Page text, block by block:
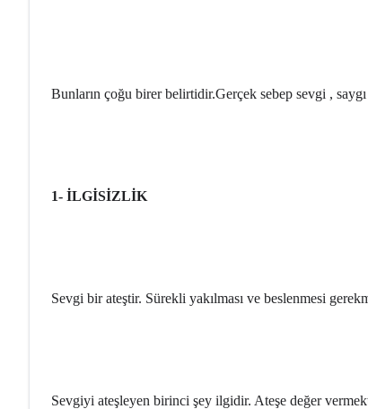
Bunların çoğu birer belirtidir.Gerçek sebep sevgi ,
1- İLGİSİZLİK
Sevgi bir ateştir. Sürekli yakılması ve beslenmesi
Sevgiyi ateşleyen birinci şey ilgidir. Ateşe değer